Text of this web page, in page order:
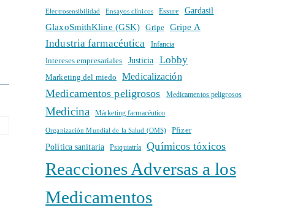
Electrosensibilidad Ensayos clínicos Essure Gardasil
GlaxoSmithKline (GSK) Gripe Gripe A
Industria farmacéutica Infancia
Intereses empresariales Justicia Lobby
Marketing del miedo Medicalización
Medicamentos peligrosos Medicamentos peligrosos
Medicina Márketing farmacéutico
Organización Mundial de la Salud (OMS) Pfizer
Política sanitaria Psiquiatría Químicos tóxicos
Reacciones Adversas a los
Medicamentos